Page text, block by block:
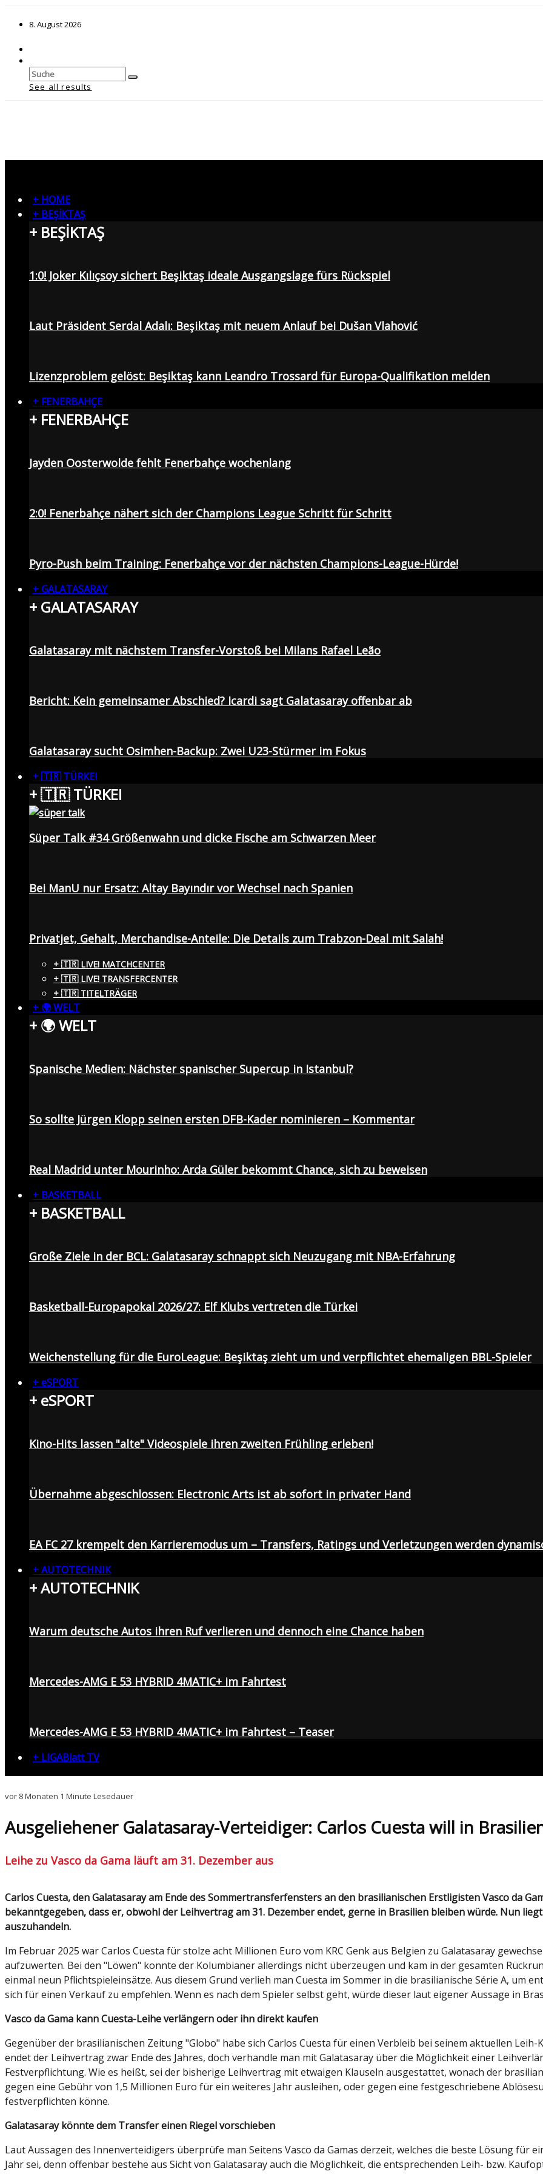
8. August 2026
See all results
+ HOME
+ BEŞİKTAŞ
+ BEŞİKTAŞ
1:0! Joker Kılıçsoy sichert Beşiktaş ideale Ausgangslage fürs Rückspiel
Laut Präsident Serdal Adalı: Beşiktaş mit neuem Anlauf bei Dušan Vlahović
Lizenzproblem gelöst: Beşiktaş kann Leandro Trossard für Europa-Qualifikation melden
+ FENERBAHÇE
+ FENERBAHÇE
Jayden Oosterwolde fehlt Fenerbahçe wochenlang
2:0! Fenerbahçe nähert sich der Champions League Schritt für Schritt
Pyro-Push beim Training: Fenerbahçe vor der nächsten Champions-League-Hürde!
+ GALATASARAY
+ GALATASARAY
Galatasaray mit nächstem Transfer-Vorstoß bei Milans Rafael Leão
Bericht: Kein gemeinsamer Abschied? Icardi sagt Galatasaray offenbar ab
Galatasaray sucht Osimhen-Backup: Zwei U23-Stürmer im Fokus
+ 🇹🇷 TÜRKEI
+ 🇹🇷 TÜRKEI
Süper Talk #34 Größenwahn und dicke Fische am Schwarzen Meer
Bei ManU nur Ersatz: Altay Bayındır vor Wechsel nach Spanien
Privatjet, Gehalt, Merchandise-Anteile: Die Details zum Trabzon-Deal mit Salah!
+ 🇹🇷 LIVE! MATCHCENTER
+ 🇹🇷 LIVE! TRANSFERCENTER
+ 🇹🇷 TITELTRÄGER
+ 🌍 WELT
+ 🌍 WELT
Spanische Medien: Nächster spanischer Supercup in Istanbul?
So sollte Jürgen Klopp seinen ersten DFB-Kader nominieren – Kommentar
Real Madrid unter Mourinho: Arda Güler bekommt Chance, sich zu beweisen
+ BASKETBALL
+ BASKETBALL
Große Ziele in der BCL: Galatasaray schnappt sich Neuzugang mit NBA-Erfahrung
Basketball-Europapokal 2026/27: Elf Klubs vertreten die Türkei
Weichenstellung für die EuroLeague: Beşiktaş zieht um und verpflichtet ehemaligen BBL-Spieler
+ eSPORT
+ eSPORT
Kino-Hits lassen "alte" Videospiele ihren zweiten Frühling erleben!
Übernahme abgeschlossen: Electronic Arts ist ab sofort in privater Hand
EA FC 27 krempelt den Karrieremodus um – Transfers, Ratings und Verletzungen werden
+ AUTOTECHNIK
+ AUTOTECHNIK
Warum deutsche Autos ihren Ruf verlieren und dennoch eine Chance haben
Mercedes-AMG E 53 HYBRID 4MATIC+ im Fahrtest
Mercedes-AMG E 53 HYBRID 4MATIC+ im Fahrtest – Teaser
+ LIGABlatt TV
vor 8 Monaten 1 Minute Lesedauer
Ausgeliehener Galatasaray-Verteidiger: Carlos Cuesta will in
Leihe zu Vasco da Gama läuft am 31. Dezember aus
Carlos Cuesta, den Galatasaray am Ende des Sommertransferfensters an den brasilianischen Erstligisten Vasco da Gama ausgeliehen hat, hat nun
bekanntgegeben, dass er, obwohl der Leihvertrag am 31. Dezember endet, gerne in Brasilien bleiben würde. Nun
auszuhandeln.
Im Februar 2025 war Carlos Cuesta für stolze acht Millionen Euro vom KRC Genk aus Belgien zu Galatasaray
aufzuwerten. Bei den "Löwen" konnte der Kolumbianer allerdings nicht überzeugen und kam in der gesamten
einmal neun Pflichtspieleinsätze. Aus diesem Grund verlieh man Cuesta im Sommer in die brasilianische Série A, um
sich für einen Verkauf zu empfehlen. Wenn es nach dem Spieler selbst geht, würde dieser laut eigener Aussage in
Vasco da Gama kann Cuesta-Leihe verlängern oder ihn direkt kaufen
Gegenüber der brasilianischen Zeitung "Globo" habe sich Carlos Cuesta für einen Verbleib bei seinem aktuellen Leih-
endet der Leihvertrag zwar Ende des Jahres, doch verhandle man mit Galatasaray über die Möglichkeit einer
Festverpflichtung. Wie es heißt, sei der bisherige Leihvertrag mit etwaigen Klauseln ausgestattet, wonach der
gegen eine Gebühr von 1,5 Millionen Euro für ein weiteres Jahr ausleihen, oder gegen eine festgeschriebene
festverpflichten könne.
Galatasaray könnte dem Transfer einen Riegel vorschieben
Laut Aussagen des Innenverteidigers überprüfe man Seitens Vasco da Gamas derzeit, welches die beste Lösung für
Jahr sei, denn offenbar bestehe aus Sicht von Galatasaray auch die Möglichkeit, die entsprechenden Leih- bzw.